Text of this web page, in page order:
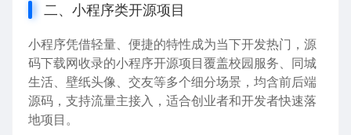
二、小程序类开源项目
小程序凭借轻量、便捷的特性成为当下开发热门，源
码下载网收录的小程序开源项目覆盖校园服务、同城
生活、壁纸头像、交友等多个细分场景，均含前后端
源码，支持流量主接入，适合创业者和开发者快速落
地项目。